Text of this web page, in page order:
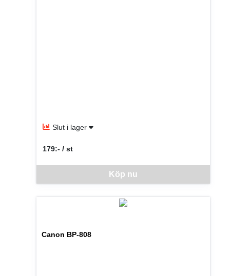
Slut i lager
Denna vara går inte att beställa via webben just nu,
Köp nu
179:- / st
SEK per ST
Canon BP-808